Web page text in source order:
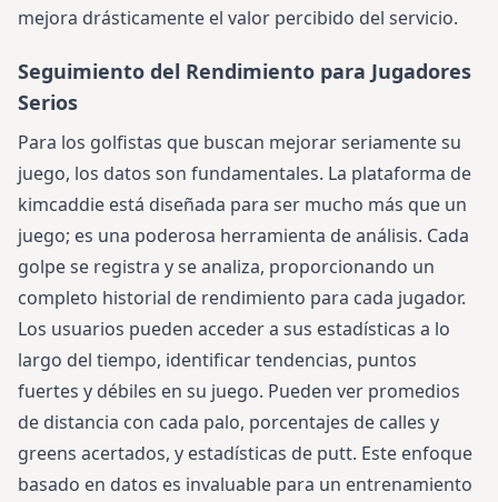
mejora drásticamente el valor percibido del servicio.
Seguimiento del Rendimiento para Jugadores
Serios
Para los golfistas que buscan mejorar seriamente su
juego, los datos son fundamentales. La plataforma de
kimcaddie está diseñada para ser mucho más que un
juego; es una poderosa herramienta de análisis. Cada
golpe se registra y se analiza, proporcionando un
completo historial de rendimiento para cada jugador.
Los usuarios pueden acceder a sus estadísticas a lo
largo del tiempo, identificar tendencias, puntos
fuertes y débiles en su juego. Pueden ver promedios
de distancia con cada palo, porcentajes de calles y
greens acertados, y estadísticas de putt. Este enfoque
basado en datos es invaluable para un entrenamiento